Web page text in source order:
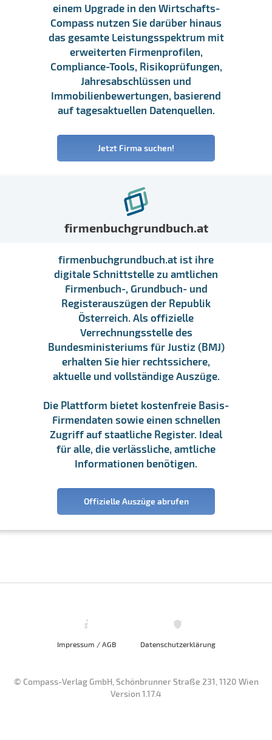
einem Upgrade in den Wirtschafts-
Compass nutzen Sie darüber hinaus
das gesamte Leistungsspektrum mit
erweiterten Firmenprofilen,
Compliance-Tools, Risikoprüfungen,
Jahresabschlüssen und
Immobilienbewertungen, basierend
auf tagesaktuellen Datenquellen.
Jetzt Firma suchen!
firmenbuchgrundbuch.at
firmenbuchgrundbuch.at ist ihre
digitale Schnittstelle zu amtlichen
Firmenbuch-, Grundbuch- und
Registerauszügen der Republik
Österreich. Als offizielle
Verrechnungsstelle des
Bundesministeriums für Justiz (BMJ)
erhalten Sie hier rechtssichere,
aktuelle und vollständige Auszüge.
Die Plattform bietet kostenfreie Basis-
Firmendaten sowie einen schnellen
Zugriff auf staatliche Register. Ideal
für alle, die verlässliche, amtliche
Informationen benötigen.
Offizielle Auszüge abrufen
Impressum / AGB Datenschutzerklärung
© Compass-Verlag GmbH, Schönbrunner Straße 231, 1120 Wien
Version 1.17.4